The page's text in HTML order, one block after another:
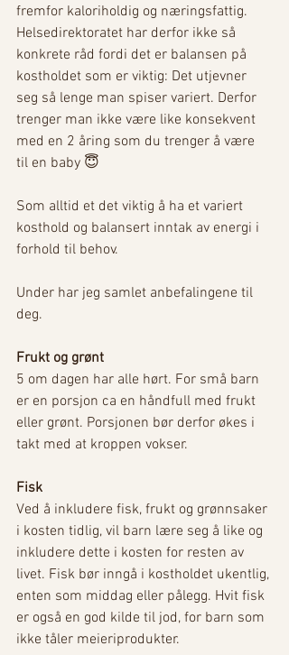
fremfor kaloriholdig og næringsfattig.
Helsedirektoratet har derfor ikke så
konkrete råd fordi det er balansen på
kostholdet som er viktig: Det utjevner
seg så lenge man spiser variert. Derfor
trenger man ikke være like konsekvent
med en 2 åring som du trenger å være
til en baby 😇
Som alltid et det viktig å ha et variert
kosthold og balansert inntak av energi i
forhold til behov.
Under har jeg samlet anbefalingene til
deg.
Frukt og grønt
5 om dagen har alle hørt. For små barn
er en porsjon ca en håndfull med frukt
eller grønt. Porsjonen bør derfor økes i
takt med at kroppen vokser.
Fisk
Ved å inkludere fisk, frukt og grønnsaker
i kosten tidlig, vil barn lære seg å like og
inkludere dette i kosten for resten av
livet. Fisk bør inngå i kostholdet ukentlig,
enten som middag eller pålegg. Hvit fisk
er også en god kilde til jod, for barn som
ikke tåler meieriprodukter.